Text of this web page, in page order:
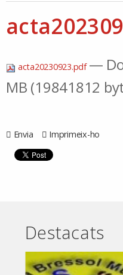
acta20230923.pdf —
MB (19841812
Envia Imprimeix-ho
Destacats